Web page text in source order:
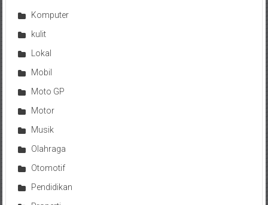
Komputer
kulit
Lokal
Mobil
Moto GP
Motor
Musik
Olahraga
Otomotif
Pendidikan